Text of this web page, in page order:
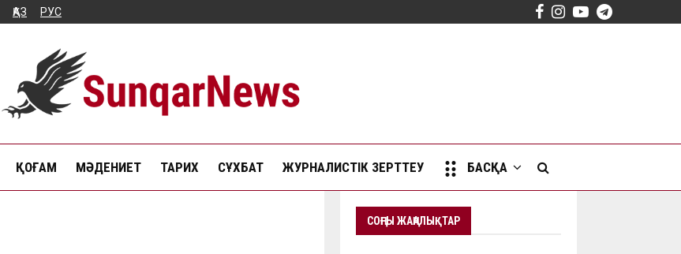
ҚАЗ РУС Facebook
Instagram
YoutubeTelegram
ҚОҒАМ МӘДЕНИЕТ ТАРИХ СҰХБАТ ЖУРНАЛИСТІК ЗЕРТТЕУ БАСҚА
СОҢҒЫ ЖАҢАЛЫҚТАР